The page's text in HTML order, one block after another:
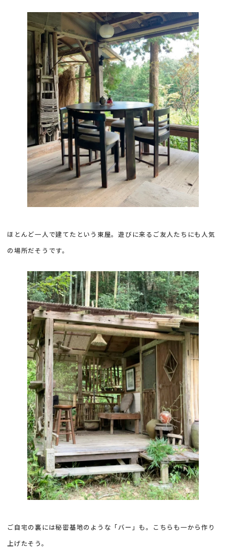
ほとんど一人で建てたという東屋。遊びに来るご友人たちにも人気
の場所だそうです。
ご自宅の裏には秘密基地のような「バー」も。こちらも一から作り
上げたそう。